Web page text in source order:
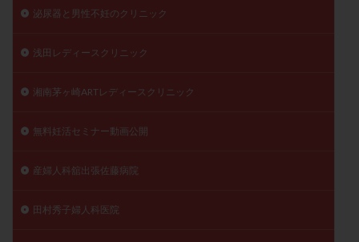
泌尿器と男性不妊のクリニック
浅田レディースクリニック
湘南茅ヶ崎ARTレディースクリニック
無料妊活セミナー動画公開
産婦人科舘出張佐藤病院
田村秀子婦人科医院